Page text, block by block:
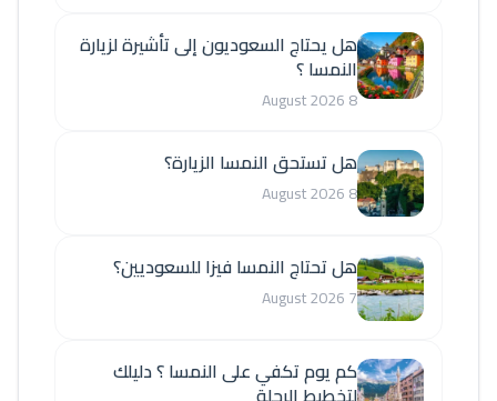
هل يحتاج السعوديون إلى تأشيرة لزيارة
النمسا ؟
8 August 2026
هل تستحق النمسا الزيارة؟
8 August 2026
هل تحتاج النمسا فيزا للسعوديين؟
7 August 2026
كم يوم تكفي على النمسا ؟ دليلك